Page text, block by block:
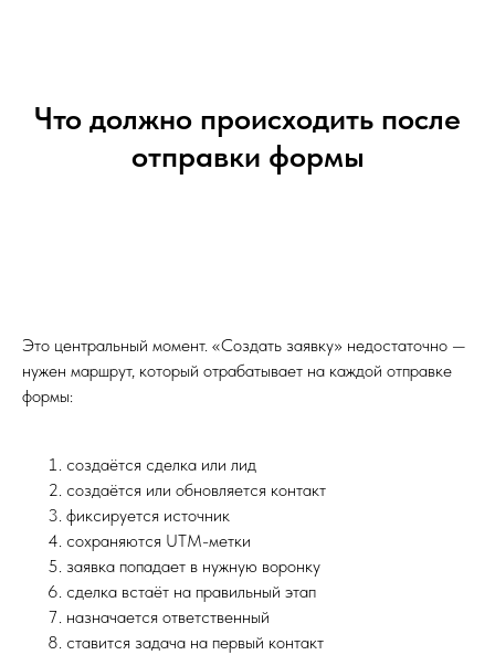
Что должно происходить после
отправки формы
Это центральный момент. «Создать заявку» недостаточно —
нужен маршрут, который отрабатывает на каждой отправке
формы:
создаётся сделка или лид
создаётся или обновляется контакт
фиксируется источник
сохраняются UTM-метки
заявка попадает в нужную воронку
сделка встаёт на правильный этап
назначается ответственный
ставится задача на первый контакт